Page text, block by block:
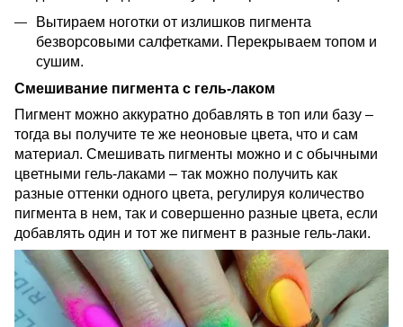
Вытираем ноготки от излишков пигмента
безворсовыми салфетками. Перекрываем топом и
сушим.
Смешивание пигмента с гель-лаком
Пигмент можно аккуратно добавлять в топ или базу –
тогда вы получите те же неоновые цвета, что и сам
материал. Смешивать пигменты можно и с обычными
цветными гель-лаками – так можно получить как
разные оттенки одного цвета, регулируя количество
пигмента в нем, так и совершенно разные цвета, если
добавлять один и тот же пигмент в разные гель-лаки.